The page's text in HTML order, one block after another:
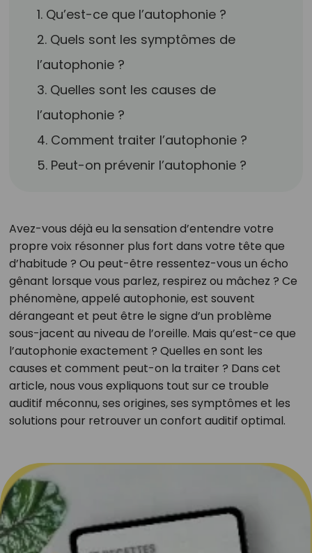
1. Qu’est-ce que l’autophonie ?
2. Quels sont les symptômes de
l’autophonie ?
3. Quelles sont les causes de
l’autophonie ?
4. Comment traiter l’autophonie ?
5. Peut-on prévenir l’autophonie ?
Avez-vous déjà eu la sensation d’entendre votre
propre voix résonner plus fort dans votre tête que
d’habitude ? Ou peut-être ressentez-vous un écho
gênant lorsque vous parlez, respirez ou mâchez ? Ce
phénomène, appelé autophonie, est souvent
dérangeant et peut être le signe d’un problème
sous-jacent au niveau de l’oreille. Mais qu’est-ce que
l’autophonie exactement ? Quelles en sont les
causes et comment peut-on la traiter ? Dans cet
article, nous vous expliquons tout sur ce trouble
auditif méconnu, ses origines, ses symptômes et les
solutions pour retrouver un confort auditif optimal.